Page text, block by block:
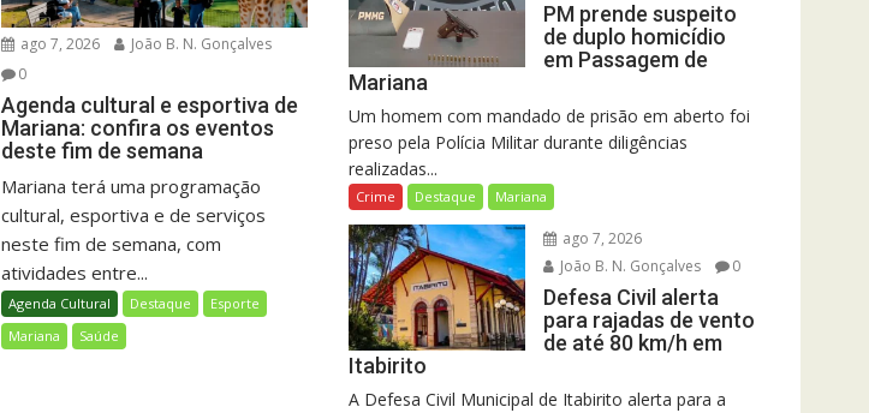
ago 7, 2026
João B. N. Gonçalves
0
Agenda cultural e esportiva de
Mariana: confira os eventos
deste fim de semana
Mariana terá uma programação
cultural, esportiva e de serviços
neste fim de semana, com
atividades entre...
Agenda Cultural Destaque
Esporte
Mariana
Saúde
PM prende suspeito
de duplo homicídio
em Passagem de
Mariana
Um homem com mandado de prisão em aberto foi
preso pela Polícia Militar durante diligências
realizadas...
Crime Destaque Mariana
ago 7, 2026
João B. N. Gonçalves
0
Defesa Civil alerta
para rajadas de vento
de até 80 km/h em
Itabirito
A Defesa Civil Municipal de Itabirito alerta para a